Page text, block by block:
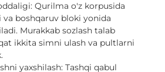
Qurilma o'z korpusida
boshqaruv bloki yonida
Murakkab sozlash talab
ikkita simni ulash va pultlarni
yaxshilash: Tashqi qabul